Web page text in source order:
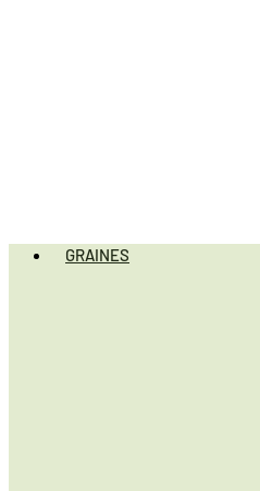
GRAINES